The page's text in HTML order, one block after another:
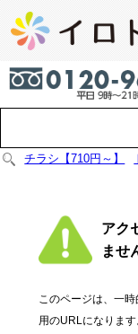
チラシ【710円～】
アク
ませ
このページは、一
用のURLになります